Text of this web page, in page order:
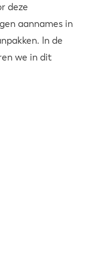
deze
aannames in
In de
we in dit